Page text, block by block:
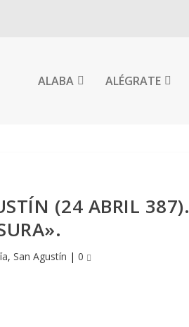
ALABA ALÉGRATE
(24 ABRIL 387).
, San Agustín | 0